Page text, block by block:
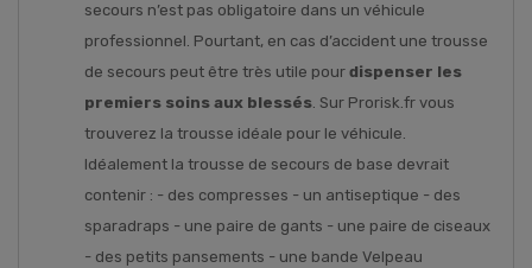
secours n’est pas obligatoire dans un véhicule
professionnel. Pourtant, en cas d’accident une trousse
de secours peut être très utile pour dispenser les
premiers soins aux blessés. Sur Prorisk.fr vous
trouverez la trousse idéale pour le véhicule.
Idéalement la trousse de secours de base devrait
contenir : - des compresses - un antiseptique - des
sparadraps - une paire de gants - une paire de ciseaux
- des petits pansements - une bande Velpeau